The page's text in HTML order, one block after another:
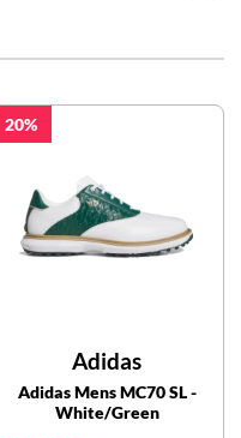
20
Adidas
Adidas Mens MC70 SL -
White/Green